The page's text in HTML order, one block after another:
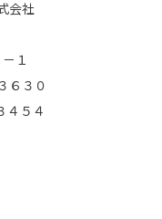
会社
１
６３０
４５４